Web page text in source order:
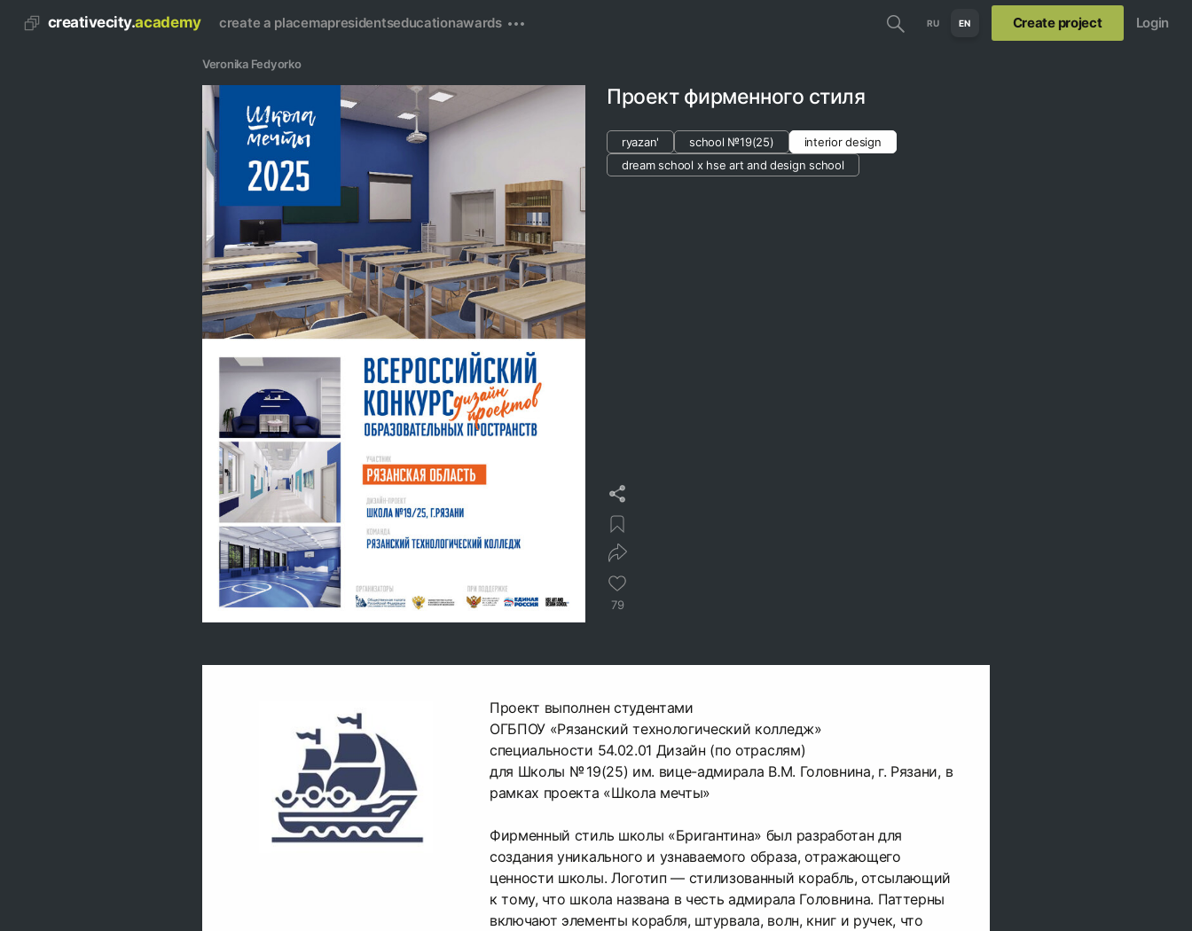
creativecity.academy create a placemapresidentseducationawards RU EN Create project Login
Veronika Fedyorko
Проект фирменного стиля
ryazan' school №19(25)
interior design
dream school x hse art and design school
79
Проект выполнен студентами
ОГБПОУ «Рязанский технологический колледж»
специальности 54.02.01 Дизайн (по отраслям)
для Школы № 19(25) им. вице-адмирала В.М. Головнина, г. Рязани, в
рамках проекта «Школа мечты»
Фирменный стиль школы «Бригантина» был разработан для
создания уникального и узнаваемого образа, отражающего
ценности школы. Логотип — стилизованный корабль, отсылающий
к тому, что школа названа в честь адмирала Головнина. Паттерны
включают элементы корабля, штурвала, волн, книг и ручек, что